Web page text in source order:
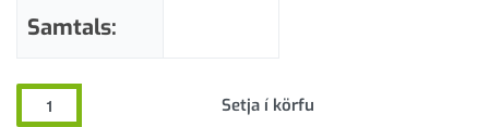
Samtals:
Setja í körfu